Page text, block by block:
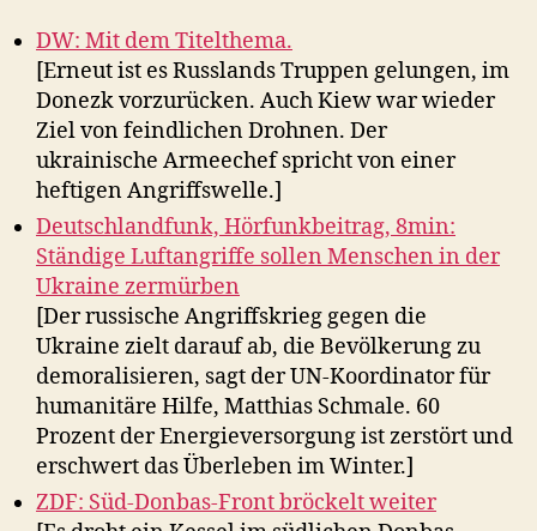
DW: Mit dem Titelthema.
[Erneut ist es Russlands Truppen gelungen, im
Donezk vorzurücken. Auch Kiew war wieder
Ziel von feindlichen Drohnen. Der
ukrainische Armeechef spricht von einer
heftigen Angriffswelle.]
Deutschlandfunk, Hörfunkbeitrag, 8min:
Ständige Luftangriffe sollen Menschen in der
Ukraine zermürben
[Der russische Angriffskrieg gegen die
Ukraine zielt darauf ab, die Bevölkerung zu
demoralisieren, sagt der UN-Koordinator für
humanitäre Hilfe, Matthias Schmale. 60
Prozent der Energieversorgung ist zerstört und
erschwert das Überleben im Winter.]
ZDF: Süd-Donbas-Front bröckelt weiter